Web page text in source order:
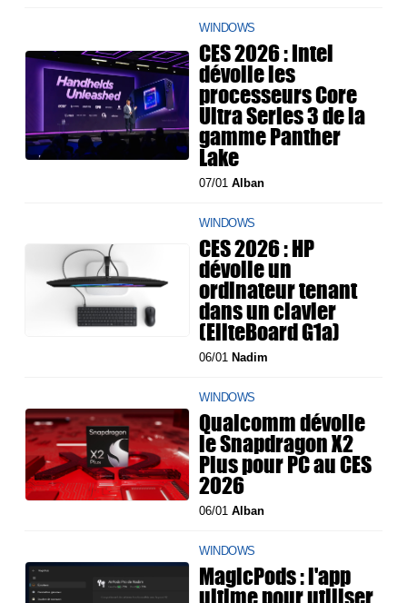
WINDOWS
CES 2026 : Intel
dévoile les
processeurs Core
Ultra Series 3 de la
gamme Panther
Lake
07/01Alban
WINDOWS
CES 2026 : HP
dévoile un
ordinateur tenant
dans un clavier
(EliteBoard G1a)
06/01 Nadim
WINDOWS
Qualcomm dévoile
le Snapdragon X2
Plus pour PC au CES
2026
06/01Alban
WINDOWS
MagicPods : l'app